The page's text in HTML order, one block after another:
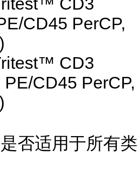
CD45 PerCP,
CD3
CD45 PerCP,
否适用于所有类